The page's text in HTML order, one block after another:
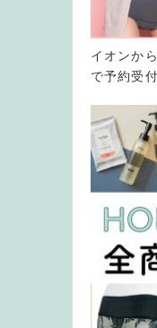
イオンか
で予約受